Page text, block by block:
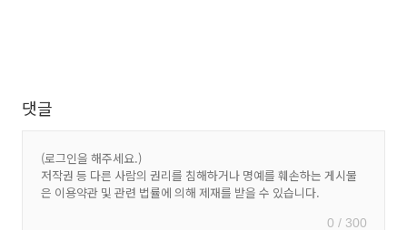
댓글
0 / 300